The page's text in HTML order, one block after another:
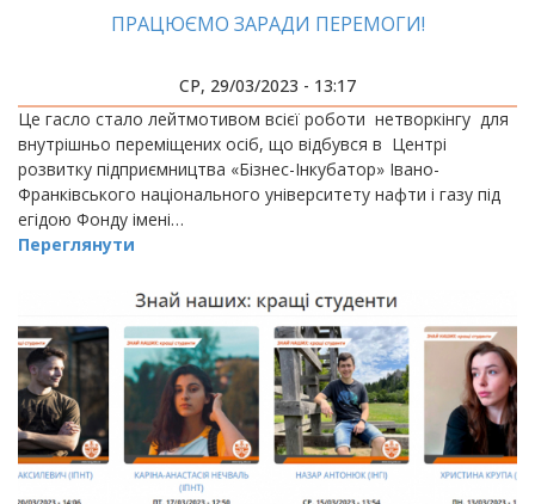
ПРАЦЮЄМО ЗАРАДИ ПЕРЕМОГИ!
СР, 29/03/2023 - 13:17
Це гасло стало лейтмотивом всієї роботи нетворкінгу для
внутрішньо переміщених осіб, що відбувся в Центрі
розвитку підприємництва «Бізнес-Інкубатор» Івано-
Франківського національного університету нафти і газу під
егідою Фонду імені…
Переглянути